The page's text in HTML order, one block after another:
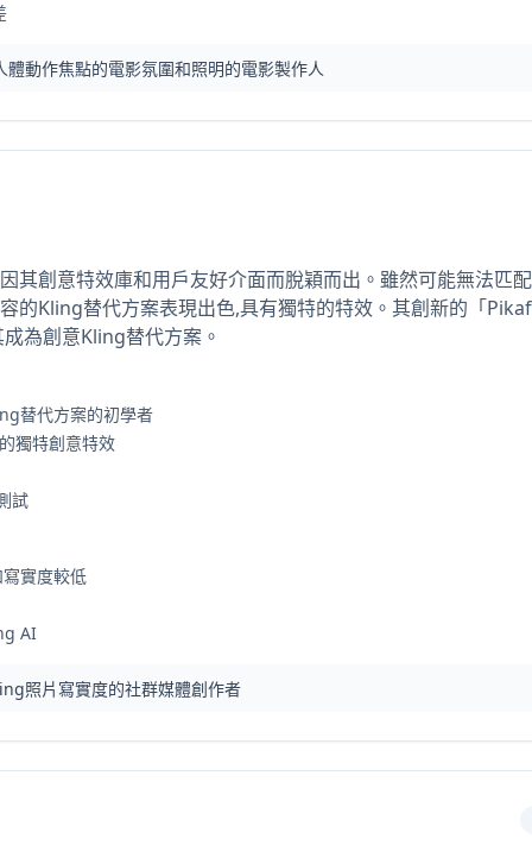
動作焦點的電影氛圍和照明的電影製作人
其創意特效庫和用戶友好介面而脫穎而出。雖然可能無法匹
的Kling替代方案表現出色,具有獨特的特效。其創新的「
為創意Kling替代方案。
替代方案的初學者
獨特創意特效
試
實度較低
AI
照片寫實度的社群媒體創作者